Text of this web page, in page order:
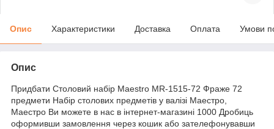
Опис Характеристики Доставка Оплата Умови
Опис
Придбати Столовий набір Maestro MR-1515-72 Фраже 72
предмети Набір столових предметів у валізі Маестро,
Маестро Ви можете в нас в інтернет-магазині 1000 Дробиць
оформивши замовлення через кошик або зателефонувавши